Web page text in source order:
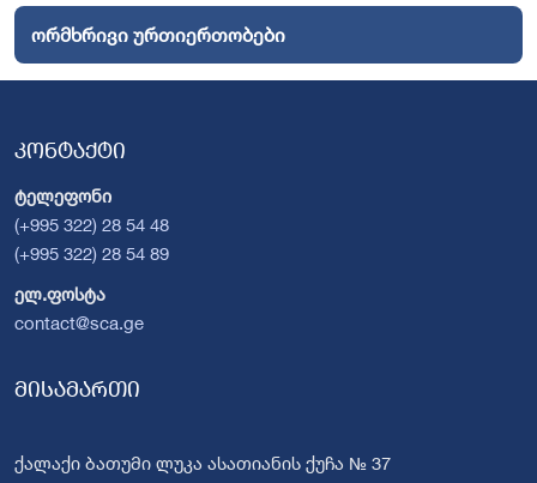
ორმხრივი ურთიერთობები
კონტაქტი
ტელეფონი
(+995 322) 28 54 48
(+995 322) 28 54 89
ელ.ფოსტა
contact@sca.ge
მისამართი
ქალაქი ბათუმი ლუკა ასათიანის ქუჩა № 37